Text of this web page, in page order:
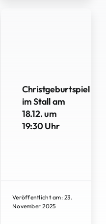
Christgeburtspiel
im Stall am
18.12. um
19:30 Uhr
Veröffentlicht am: 23.
November 2025